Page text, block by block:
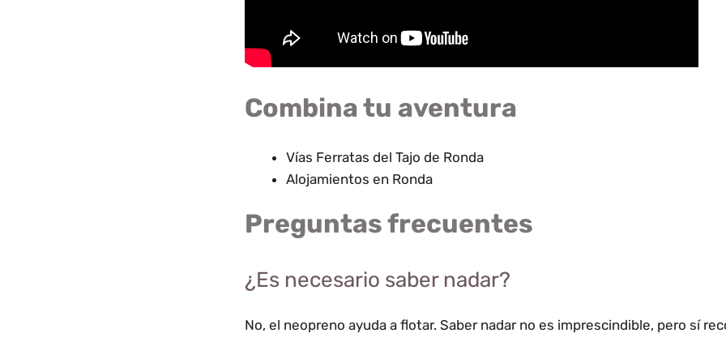
Combina tu aventura
Vías Ferratas del Tajo de Ronda
Alojamientos en Ronda
Preguntas frecuentes
¿Es necesario saber nadar?
No, el neopreno ayuda a flotar. Saber nadar no es imprescindible, pero sí